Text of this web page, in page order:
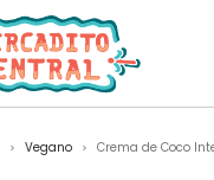
> Vegano > Crema de Coco